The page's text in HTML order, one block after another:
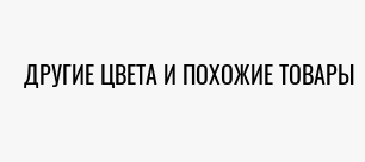
ДРУГИЕ ЦВЕТА И ПОХОЖИЕ ТОВАРЫ